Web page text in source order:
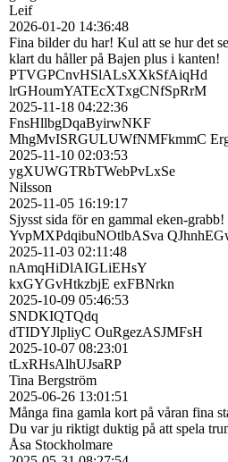
Leif
2026-01-20 14:36:48
Fina bilder du har! Kul att se hur det
klart du håller på Bajen plus i kanten!
PTVGPCnvHSlALsXXkSfAiqHd
lrGHoumYATEcXTxgCNfSpRrM
2025-11-18 04:22:36
FnsHllbgDqaByirwNKF
MhgMvISRGULUWfNMFkmmC
2025-11-10 02:03:53
ygXUWGTRbTWebPvLxSe
Nilsson
2025-11-05 16:19:17
Sjysst sida för en gammal eken-grabb!
YvpMXPdqibuNOtlbASva
2025-11-03 02:11:48
nAmqHiDlAIGLiEHsY
kxGYGvHtkzbjE exFBNrkn
2025-10-09 05:46:53
SNDKIQTQdq
dTIDYJlpliyC OuRgezASJMFsH
2025-10-07 08:23:01
tLxRHsAlhUJsaRP
Tina Bergström
2025-06-26 13:01:51
Många fina gamla kort på våran fina
Du var ju riktigt duktig på att spela
Åsa Stockholmare